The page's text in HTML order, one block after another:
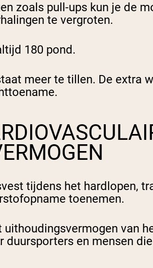
zoals pull-ups kun je de
te vergroten.
180 pond.
meer te tillen. De extra
tijdens het hardlopen,
toenemen.
van
en mensen